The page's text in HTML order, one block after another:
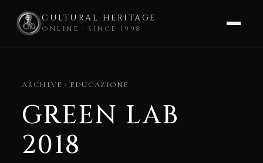
CULTURAL HERITAGE
ONLINE · SINCE 1998
contentARCHIVE · EDUCAZIONE
GREEN LAB
2018